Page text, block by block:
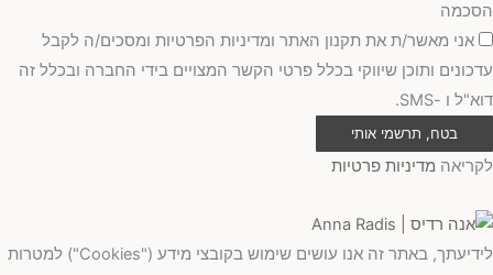
הסכמה
אני מאשר/ת את תקנון האתר ומדיניות הפרטיות ומסכים/ה לקבל
עדכונים ותוכן שיווקי בכלל פרטי הקשר המצויים בידי החברה ובכלל זה
דוא"ל ו -SMS.
בטח, תרשמי אותי
לקריאה מדיניות פרטיות
לידיעתך, באתר זה אנו עושים שימוש בקובצי מידע ("Cookies") למטרות